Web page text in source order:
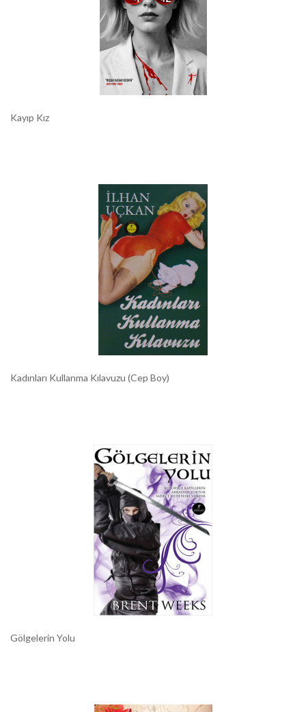
Kayıp Kız
Kadınları Kullanma Kılavuzu (Cep Boy)
Gölgelerin Yolu